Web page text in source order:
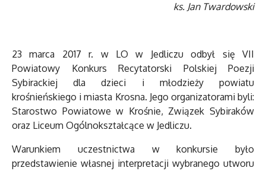
ks. Jan Twardowski
23 marca 2017 r. w LO w Jedliczu odbył się VII
Powiatowy Konkurs Recytatorski Polskiej Poezji
Sybirackiej dla dzieci i młodzieży powiatu
krośnieńskiego i miasta Krosna. Jego organizatorami byli:
Starostwo Powiatowe w Krośnie, Związek Sybiraków
oraz Liceum Ogólnokształcące w Jedliczu.
Warunkiem uczestnictwa w konkursie było
przedstawienie własnej interpretacji wybranego utworu